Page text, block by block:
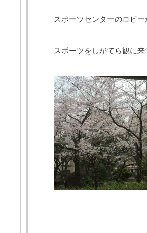
スポーツセンターのロビ
スポーツをしがてら観に